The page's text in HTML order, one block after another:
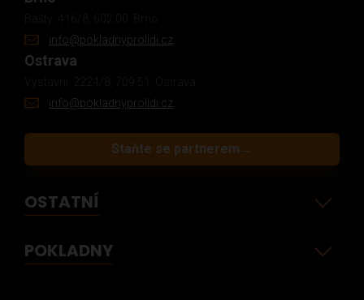
info@pokladnyprolidi.cz
Ostrava
info@pokladnyprolidi.cz
Staňte se partnerem →
OSTATNÍ
POKLADNY